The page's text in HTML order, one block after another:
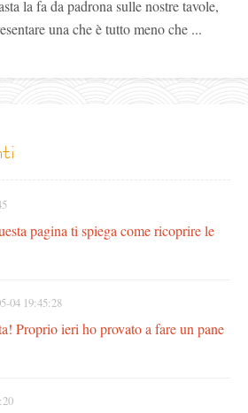
la fa da padrona sulle nostre tavole,
una che è tutto meno che ...
pagina ti spiega come ricoprire le
04 19:45:28
Proprio ieri ho provato a fare un pane